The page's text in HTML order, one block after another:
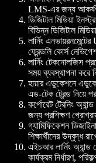
LMS-এর জন্য
ডিজিটাল মিডিয়া
বিভিন্ন ডিজিটাল
লার্নিং
ফ্রেন্ডলি কোর্স
লার্নিং টেকনোলজিস
সময় ব্যবস্থাপনা করে
হায়ার এডুকেশনে
এড-টেক ট্রেন্ড নিয়ে
কর্পোরেট ট্রেনিং
জন্য প্রশিক্ষণ
গ্যামিফিকেশন
শিক্ষার্থীদের উদ্বুদ্ধ
এইচআর লার্নিং অ্যান্ড
কার্যক্রম নির্ধারণ,